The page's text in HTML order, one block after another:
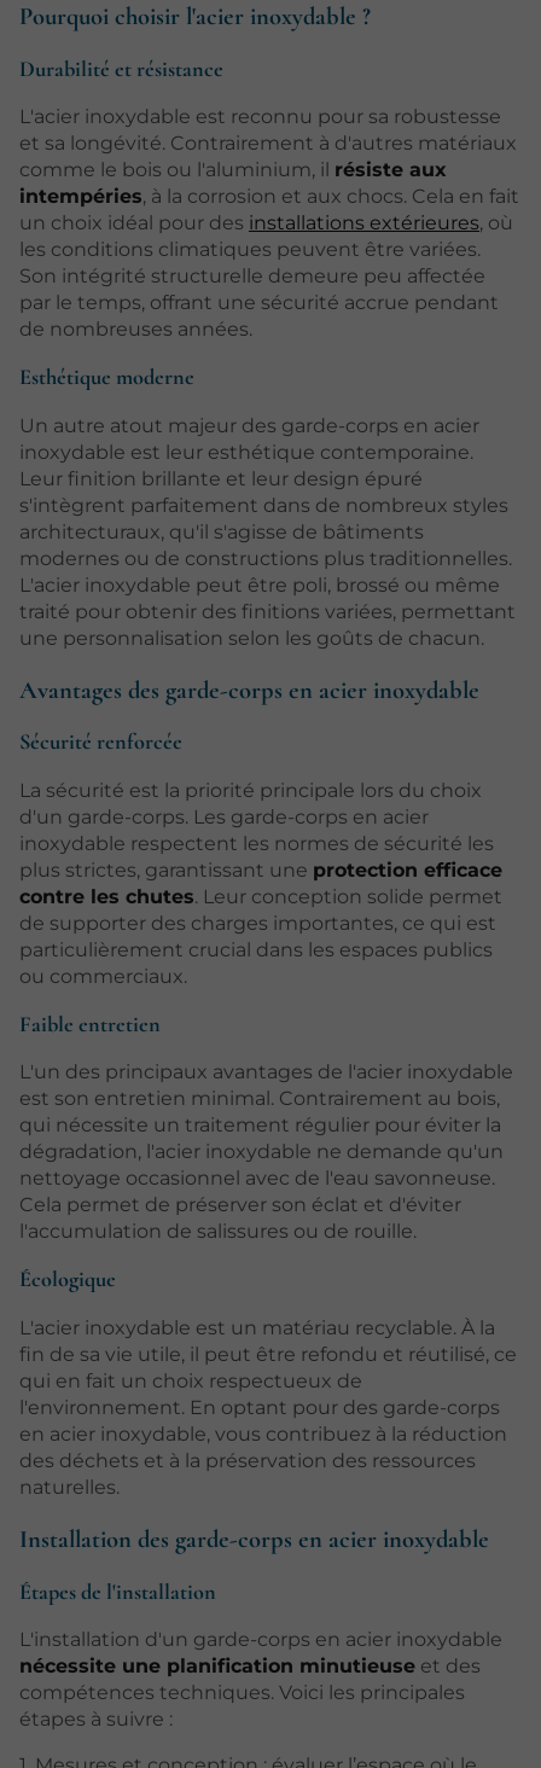
Pourquoi choisir l'acier inoxydable ?
Durabilité et résistance
L'acier inoxydable est reconnu pour sa robustesse
et sa longévité. Contrairement à d'autres matériaux
comme le bois ou l'aluminium, il résiste aux
intempéries, à la corrosion et aux chocs. Cela en fait
un choix idéal pour des installations extérieures, où
les conditions climatiques peuvent être variées.
Son intégrité structurelle demeure peu affectée
par le temps, offrant une sécurité accrue pendant
de nombreuses années.
Esthétique moderne
Un autre atout majeur des garde-corps en acier
inoxydable est leur esthétique contemporaine.
Leur finition brillante et leur design épuré
s'intègrent parfaitement dans de nombreux styles
architecturaux, qu'il s'agisse de bâtiments
modernes ou de constructions plus traditionnelles.
L'acier inoxydable peut être poli, brossé ou même
traité pour obtenir des finitions variées, permettant
une personnalisation selon les goûts de chacun.
Avantages des garde-corps en acier inoxydable
Sécurité renforcée
La sécurité est la priorité principale lors du choix
d'un garde-corps. Les garde-corps en acier
inoxydable respectent les normes de sécurité les
plus strictes, garantissant une protection efficace
contre les chutes. Leur conception solide permet
de supporter des charges importantes, ce qui est
particulièrement crucial dans les espaces publics
ou commerciaux.
Faible entretien
L'un des principaux avantages de l'acier inoxydable
est son entretien minimal. Contrairement au bois,
qui nécessite un traitement régulier pour éviter la
dégradation, l'acier inoxydable ne demande qu'un
nettoyage occasionnel avec de l'eau savonneuse.
Cela permet de préserver son éclat et d'éviter
l'accumulation de salissures ou de rouille.
Écologique
L'acier inoxydable est un matériau recyclable. À la
fin de sa vie utile, il peut être refondu et réutilisé, ce
qui en fait un choix respectueux de
l'environnement. En optant pour des garde-corps
en acier inoxydable, vous contribuez à la réduction
des déchets et à la préservation des ressources
naturelles.
Installation des garde-corps en acier inoxydable
Étapes de l'installation
L'installation d'un garde-corps en acier inoxydable
nécessite une planification minutieuse et des
compétences techniques. Voici les principales
étapes à suivre :